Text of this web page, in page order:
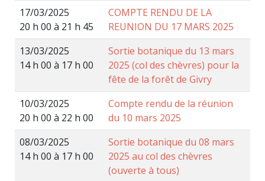
17/03/2025
20 h 00 à 21 h 45
COMPTE RENDU DE LA
REUNION DU 17 MARS 2025
13/03/2025
14 h 00 à 17 h 00
Sortie botanique du 13 mars
2025 (col des chèvres) pour la
fête de la forêt de Givry
10/03/2025
20 h 00 à 22 h 00
Compte rendu de la réunion
du 10 mars 2025
08/03/2025
14 h 00 à 17 h 00
Sortie botanique du 08 mars
2025 au col des chèvres
(ouverte à tous)